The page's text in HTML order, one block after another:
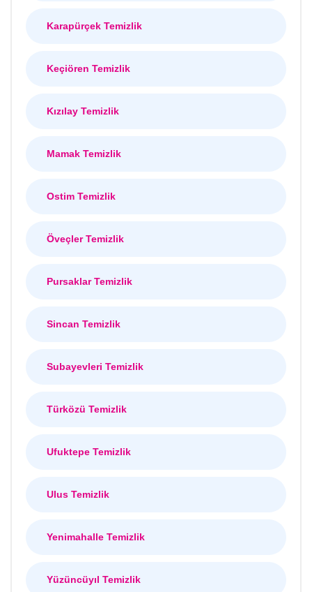
Karapürçek Temizlik
Keçiören Temizlik
Kızılay Temizlik
Mamak Temizlik
Ostim Temizlik
Öveçler Temizlik
Pursaklar Temizlik
Sincan Temizlik
Subayevleri Temizlik
Türközü Temizlik
Ufuktepe Temizlik
Ulus Temizlik
Yenimahalle Temizlik
Yüzüncüyıl Temizlik